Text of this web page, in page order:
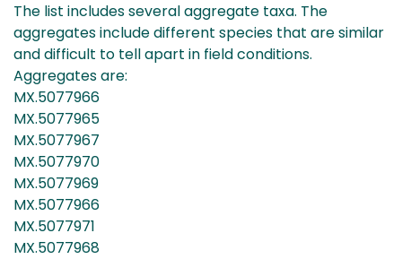
The list includes several aggregate taxa. The
aggregates include different species that are similar
and difficult to tell apart in field conditions.
Aggregates are:
MX.5077966
MX.5077965
MX.5077967
MX.5077970
MX.5077969
MX.5077966
MX.5077971
MX.5077968